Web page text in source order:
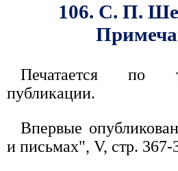
106. С. П.
Печатается по
публикации.
Впервые
и письмах", V, стр. 367-